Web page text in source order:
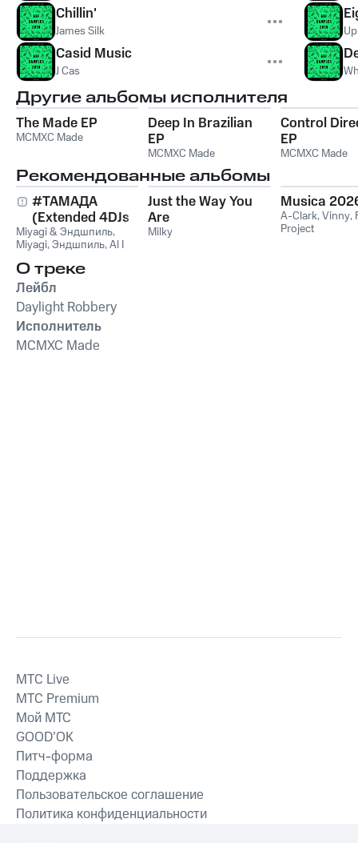
Chillin'
James Silk
Casid Music
J Cas
Другие альбомы исполнителя
The Made EP
MCMXC Made
Deep In Brazilian
EP
MCMXC Made
Control
EP
MCMXC Made
Рекомендованные альбомы
#ТАМАДА
(Extended 4DJs
Pack)
Miyagi & Эндшпиль,
Miyagi,Эндшпиль,Al I
Just the Way You
Are
Milky
Musica
A-Clark,Vinny,
Project
О треке
Лейбл
Daylight Robbery
Исполнитель
MCMXC Made
MTС Live
MTС Premium
Мой МТС
GOOD’OK
Питч-форма
Поддержка
Пользовательское соглашение
Политика конфиденциальности